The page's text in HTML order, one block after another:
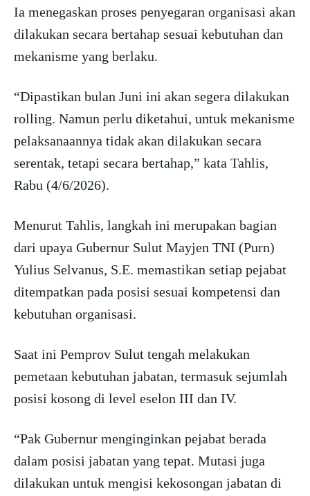
Ia menegaskan proses penyegaran organisasi akan
dilakukan secara bertahap sesuai kebutuhan dan
mekanisme yang berlaku.
“Dipastikan bulan Juni ini akan segera dilakukan
rolling. Namun perlu diketahui, untuk mekanisme
pelaksanaannya tidak akan dilakukan secara
serentak, tetapi secara bertahap,” kata Tahlis,
Rabu (4/6/2026).
Menurut Tahlis, langkah ini merupakan bagian
dari upaya Gubernur Sulut Mayjen TNI (Purn)
Yulius Selvanus, S.E. memastikan setiap pejabat
ditempatkan pada posisi sesuai kompetensi dan
kebutuhan organisasi.
Saat ini Pemprov Sulut tengah melakukan
pemetaan kebutuhan jabatan, termasuk sejumlah
posisi kosong di level eselon III dan IV.
“Pak Gubernur menginginkan pejabat berada
dalam posisi jabatan yang tepat. Mutasi juga
dilakukan untuk mengisi kekosongan jabatan di